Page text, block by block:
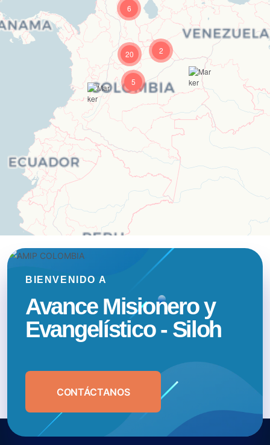
20
6
5
2
BIENVENIDO A
Avance Misionero y
Evangelístico - Siloh
CONTÁCTANOS